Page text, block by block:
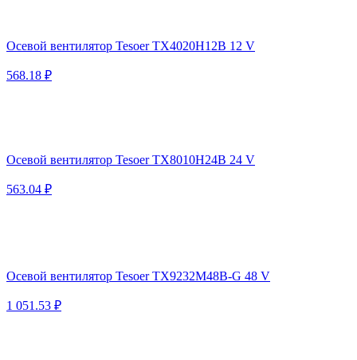
Осевой вентилятор Tesoer TX4020H12B 12 V
568.18 ₽
Осевой вентилятор Tesoer TX8010H24B 24 V
563.04 ₽
Осевой вентилятор Tesoer TX9232M48B-G 48 V
1 051.53 ₽